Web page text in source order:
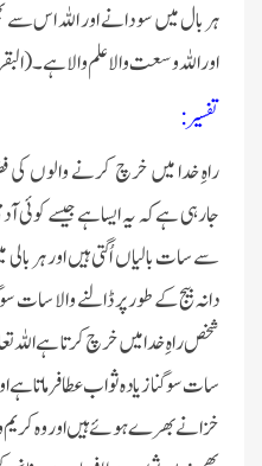
ہر بال میں سو دانے اور اللہ اس
اور اللہ وسعت والا علم والا ہے۔
تفسیر:
راہِ خدا میں خرچ کرنے والوں
جارہی ہے کہ یہ ایسا ہے جیسے کوئی
سے سات بالیاں اُگتی ہیں اور ہر
دانہ بیج کے طور پر ڈالنے والا سات
شخص راہِ خدامیں خرچ کرتا ہے
سات سو گنا زیادہ ثواب عطا فرماتا ہے
خزانے بھرے ہوئے ہیں اور وہ